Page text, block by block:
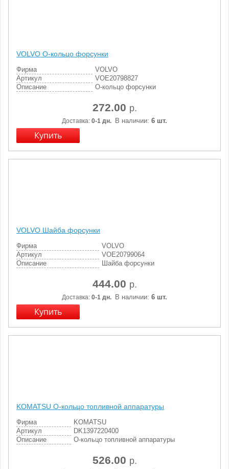
VOLVO О-кольцо форсунки
Фирма
VOLVO
Артикул
VOE20798827
Описание
О-кольцо форсунки
272.00 р.
Доставка: 0-1 дн. В наличии: 6 шт.
VOLVO Шайба форсунки
Фирма
VOLVO
Артикул
VOE20799064
Описание
Шайба форсунки
444.00 р.
Доставка: 0-1 дн. В наличии: 6 шт.
KOMATSU О-кольцо топливной аппаратуры
Фирма
KOMATSU
Артикул
DK1397220400
Описание
О-кольцо топливной аппаратуры
526.00 р.